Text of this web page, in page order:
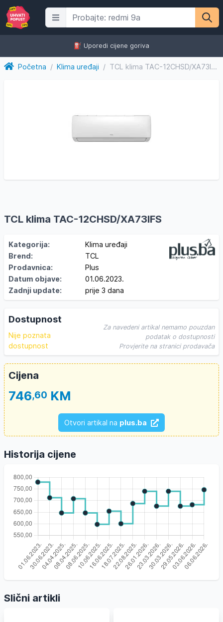
⛽️ Uporedi cijene goriva
Početna / Klima uređaji / TCL klima TAC-12CHSD/XA73IFS
TCL klima TAC-12CHSD/XA73IFS
Kategorija:
Klima uređaji
Brend:
TCL
Prodavnica:
Plus
Datum objave:
01.06.2023.
Zadnji update:
prije 3 dana
Dostupnost
Nije poznata
dostupnost
Za navedeni artikal nemamo pouzdan
podatak o dostupnosti
Provjerite na stranici prodavača
Cijena
746,60 KM
Otvori artikal na plus.ba
Historija cijene
Slični artikli